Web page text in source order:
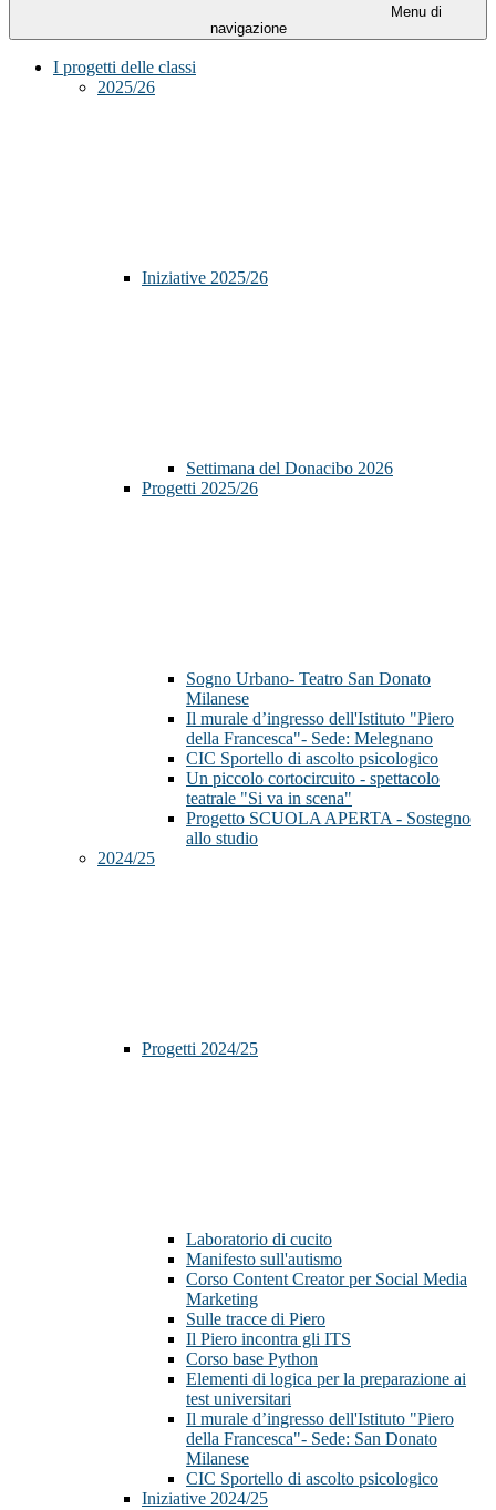
Menu di
navigazione
I progetti delle classi
2025/26
Iniziative 2025/26
Settimana del Donacibo 2026
Progetti 2025/26
Sogno Urbano- Teatro San Donato
Milanese
Il murale d’ingresso dell'Istituto "Piero
della Francesca"- Sede: Melegnano
CIC Sportello di ascolto psicologico
Un piccolo cortocircuito - spettacolo
teatrale "Si va in scena"
Progetto SCUOLA APERTA - Sostegno
allo studio
2024/25
Progetti 2024/25
Laboratorio di cucito
Manifesto sull'autismo
Corso Content Creator per Social Media
Marketing
Sulle tracce di Piero
Il Piero incontra gli ITS
Corso base Python
Elementi di logica per la preparazione ai
test universitari
Il murale d’ingresso dell'Istituto "Piero
della Francesca"- Sede: San Donato
Milanese
CIC Sportello di ascolto psicologico
Iniziative 2024/25